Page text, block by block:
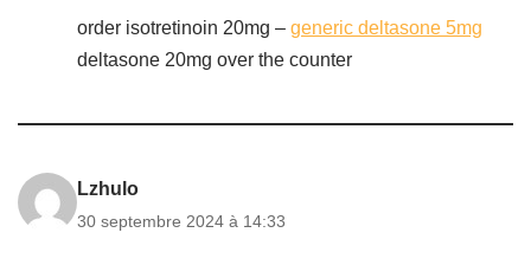
order isotretinoin 20mg – generic deltasone 5mg
deltasone 20mg over the counter
Lzhulo
30 septembre 2024 à 14:33